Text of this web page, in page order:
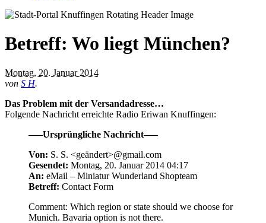
Betreff: Wo liegt München?
Montag, 20. Januar 2014
von S H.
Das Problem mit der Versandadresse…
Folgende Nachricht erreichte Radio Eriwan Knuffingen:
—–Ursprüngliche Nachricht—–
Von: S. S. <geändert>@gmail.com
Gesendet: Montag, 20. Januar 2014 04:17
An: eMail – Miniatur Wunderland Shopteam
Betreff: Contact Form
Comment: Which region or state should we choose for
Munich. Bavaria option is not there.